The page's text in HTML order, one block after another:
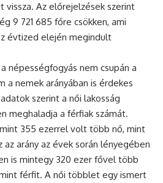
vissza. Az előrejelzések szerint
9 721 685 főre csökken, ami
évtized elején megindult
népességfogyás nem csupán a
a nemek arányában is érdekes
szerint a női lakosság
meghaladja a férfiak számát.
355 ezerrel volt több nő, mint
az arány az évek során lényegében
is mintegy 320 ezer fővel több
férfit. A női többlet egy ismert